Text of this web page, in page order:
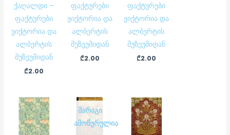
ქაღალდი –
ფაქტურები
ვიქტორია და
ალბერტის
მუზეუმიდან
₾2.00
ფაქტურები
ვიქტორია და
ალბერტის
მუზეუმიდან
₾2.00
ფაქტურები
ვიქტორია და
ალბერტის
მუზეუმიდან
₾2.00
ᲛᲐᲠᲐᲒᲘ
ᲐᲛᲝᲬᲣᲠᲣᲚᲘᲐ